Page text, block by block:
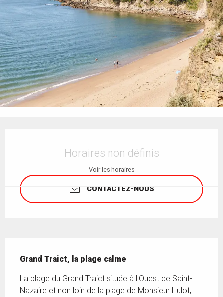
Horaires non définis
Voir les horaires
CONTACTEZ-NOUS
Grand Traict, la plage calme
La plage du Grand Traict située à l'Ouest de Saint-
Nazaire et non loin de la plage de Monsieur Hulot,